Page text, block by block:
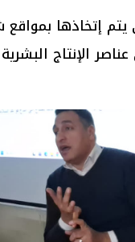
إتخاذها بمواقع
الإنتاج